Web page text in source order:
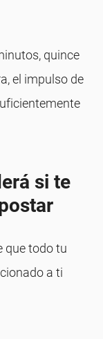
quince
el impulso de
si te
que todo tu
a ti